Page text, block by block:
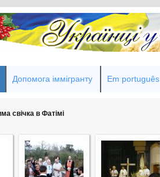
Допомога іммігранту Em português
свічка в Фатімі